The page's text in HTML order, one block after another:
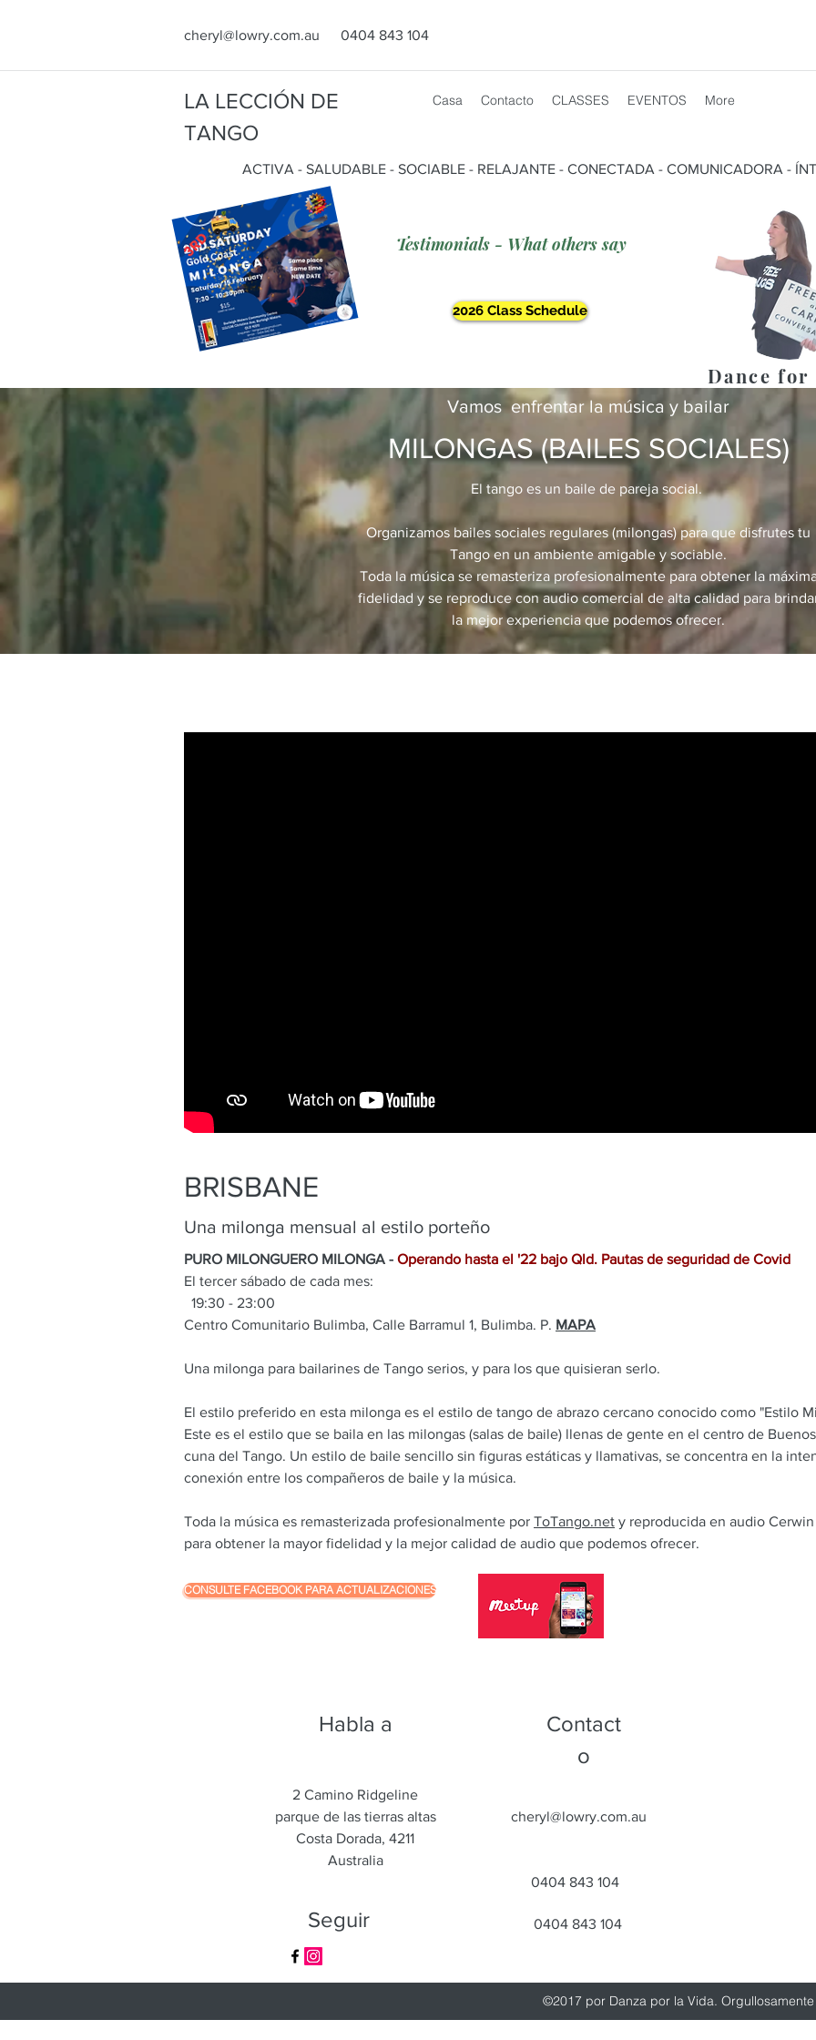
cheryl@lowry.com.au 0404 843 104
LA LECCIÓN DE
TANGO
Casa Contacto CLASSES EVENTOS More
ACTIVA - SALUDABLE - SOCIABLE - RELAJANTE - CONECTADA - COMUNICADORA -
Testimonials - What others say
2026 Class Schedule
Dance
Vamos enfrentar la música y bailar
MILONGAS (BAILES SOCIALES)
El tango es un baile de pareja social.
Organizamos bailes sociales regulares (milongas) para que disfrutes tu
Tango en un ambiente amigable y sociable.
Toda la música se remasteriza profesionalmente para obtener la
fidelidad y se reproduce con audio comercial de alta calidad para
la mejor experiencia que podemos ofrecer.
BRISBANE
Una milonga mensual al estilo porteño
PURO MILONGUERO MILONGA - Operando hasta el '22 bajo Qld. Pautas de seguridad de Covid
El tercer sábado de cada mes:
19:30 - 23:00
Centro Comunitario Bulimba, Calle Barramul 1, Bulimba. P. MAPA
Una milonga para bailarines de Tango serios, y para los que quisieran serlo.
El estilo preferido en esta milonga es el estilo de tango de abrazo cercano conocido como "Estilo
Este es el estilo que se baila en las milongas (salas de baile) llenas de gente en el centro de
cuna del Tango. Un estilo de baile sencillo sin figuras estáticas y llamativas, se concentra en la
conexión entre los compañeros de baile y la música.
Toda la música es remasterizada profesionalmente por ToTango.net y reproducida en audio
para obtener la mayor fidelidad y la mejor calidad de audio que podemos ofrecer.
CONSULTE FACEBOOK PARA ACTUALIZACIONES
Habla a
2 Camino Ridgeline
parque de las tierras altas
Costa Dorada, 4211
Australia
Contact
o
cheryl@lowry.com.au
0404 843 104
Seguir 0404 843 104
©2017 por Danza por la Vida.